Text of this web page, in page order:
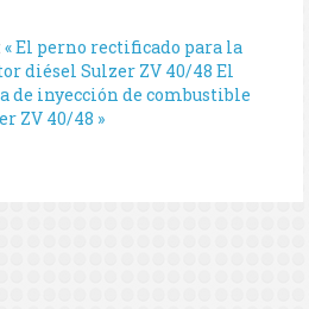
« El perno rectificado para la
diésel Sulzer ZV 40/48 El
de inyección de combustible
ZV 40/48 »